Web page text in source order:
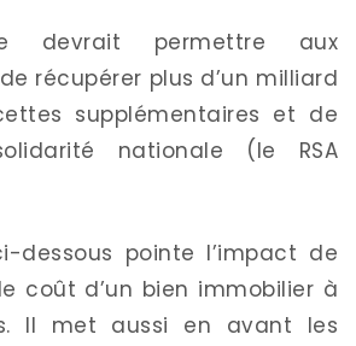
devrait permettre aux
récupérer plus d’un milliard
supplémentaires et de
nationale (le RSA
dessous pointe l’impact de
coût d’un bien immobilier à
Il met aussi en avant les